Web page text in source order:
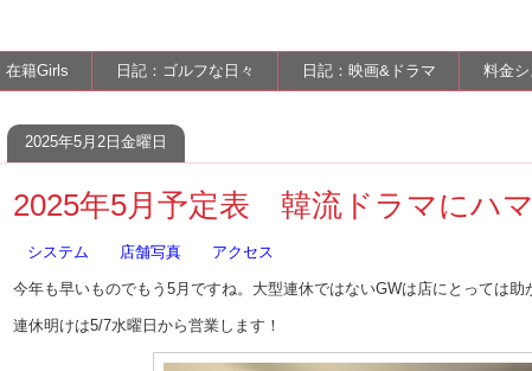
在籍Girls 日記：ゴルフな日々 日記：映画&ドラマ 料金シ
2025年5月2日金曜日
2025年5月予定表 韓流ドラマにハマ
システム 店舗写真 アクセス
今年も早いものでもう5月ですね。大型連休ではないGWは店にとっては助
連休明けは5/7水曜日から営業します！